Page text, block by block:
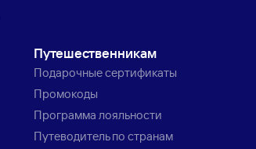
Путешественникам
Подарочные сертификаты
Промокоды
Программа лояльности
Путеводитель по странам